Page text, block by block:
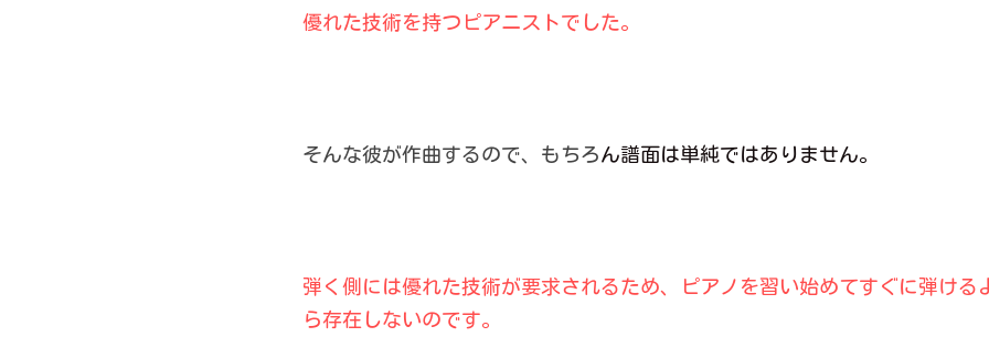
優れた技術を持つピアニストでした。
そんな彼が作曲するので、もちろん譜面は単純ではありません。
弾く側には優れた技術が要求されるため、ピアノを習い始めてすぐに弾ける
ら存在しないのです。